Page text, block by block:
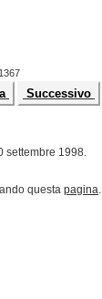
Successivo
settembre 1998.
questa pagina.